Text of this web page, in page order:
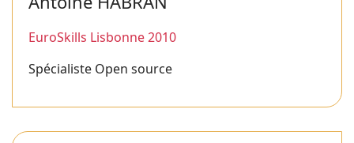
EuroSkills Lisbonne 2010
Spécialiste Open source